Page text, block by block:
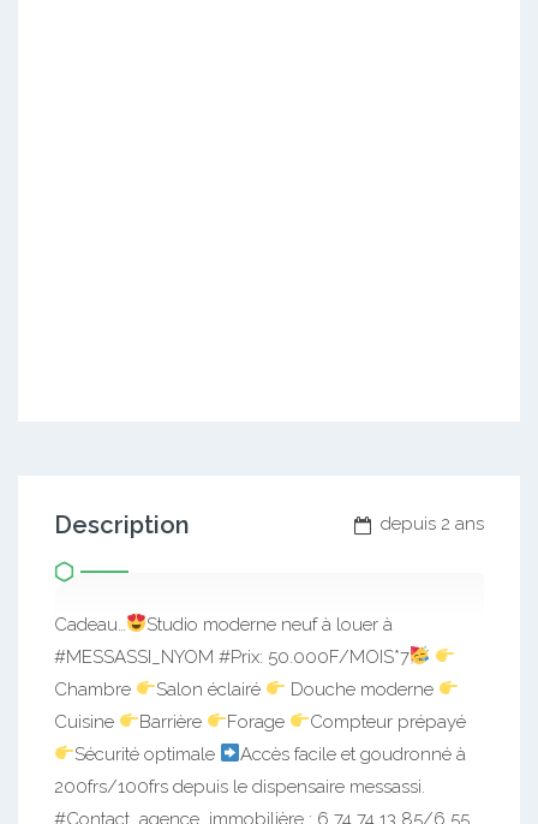
depuis 2 ans
Description
Cadeau…
Studio moderne neuf à louer à
#MESSASSI_NYOM #Prix: 50.000F/MOIS*7
Chambre
Salon éclairé
Douche moderne
Cuisine
Barrière Forage
Compteur prépayé
Sécurité optimale
Accès facile et goudronné à
200frs/100frs depuis le dispensaire messassi.
#Contact_agence_immobilière : 6 74 74 13 85/6 55